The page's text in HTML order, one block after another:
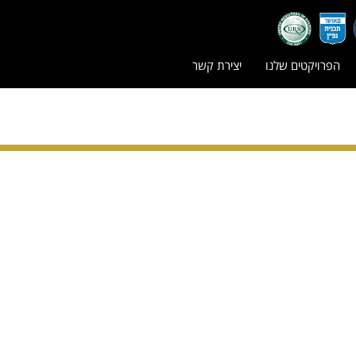
הפרויקטים שלנו יצירת קשר